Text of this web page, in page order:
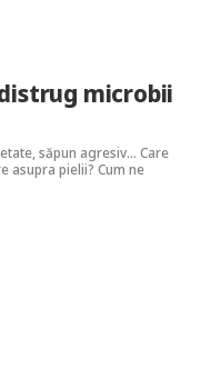
microbii
săpun agresiv… Care
asupra pielii? Cum ne